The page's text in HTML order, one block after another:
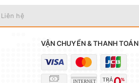
Liên hệ
VẬN CHUYỂN & THANH TOÁN